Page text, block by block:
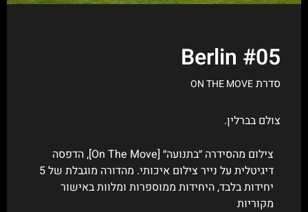
Berlin #05
סדרתON THE MOVE
צולם בברלין.
צילום מהסידרה ״בתנועה״ [On The Move], הדפסה
דיגיטלית על נייר צילום איכותי. מהדורה מוגבלת של 5
יחידות בלבד, היחידות ממוספרות ומלוות באישור
מקוריות